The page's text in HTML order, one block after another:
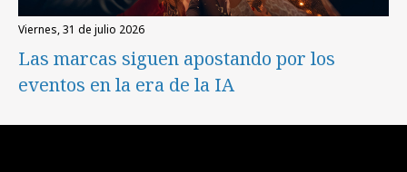
viernes, 31 de julio 2026
Las marcas siguen apostando por los
eventos en la era de la IA